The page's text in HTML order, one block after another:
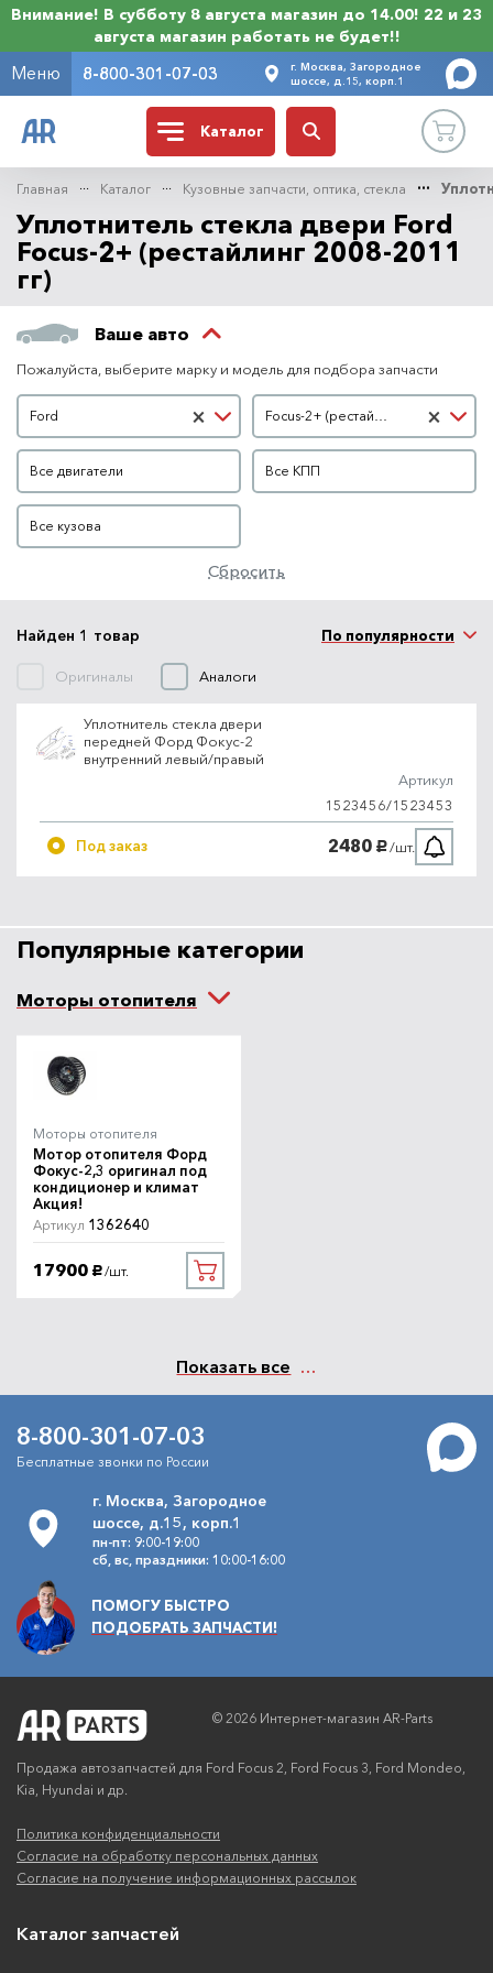
Внимание! В субботу 8 августа магазин до 14.00! 22 и 23
августа магазин работать не будет!!
Меню 8-800-301-07-03
г. Москва, Загородное
шоссе, д.15, корп.1
Каталог
Главная Каталог Кузовные запчасти, оптика, стекла
Уплотнитель стекла двери Ford
Focus-2+ (рестайлинг 2008-2011
гг)
Ваше авто
Пожалуйста, выберите марку и модель для подбора запчасти
Марка автомобиля
×
Ford
Модель автомобиля
×
Focus-2+ (рестайлинг 2008-2011 гг)
Двигатель
Все двигатели
КПП
Все КПП
Кузов
Все кузова
Сбросить
Найден 1 товар
Оригиналы Аналоги
По популярности
Уплотнитель стекла двери
передней Форд Фокус-2
внутренний левый/правый
Артикул
1523456/1523453
Под заказ 2480 руб./шт.
Популярные категории
Моторы отопителя
Моторы отопителя
Мотор отопителя Форд
Фокус-2,3 оригинал под
кондиционер и климат
Акция!
Артикул 1362640
17900 руб. /шт.
Показать все
8-800-301-07-03
Бесплатные звонки по России
г. Москва, Загородное
шоссе, д.15, корп.1
пн-пт: 9:00-19:00
сб, вс, праздники: 10:00-16:00
ПОМОГУ БЫСТРО
ПОДОБРАТЬ ЗАПЧАСТИ!
© 2026 Интернет-магазин AR-Parts
Продажа автозапчастей для Ford Focus 2, Ford Focus 3, Ford Mondeo,
Kia, Hyundai и др.
Политика конфиденциальности
Согласие на обработку персональных данных
Согласие на получение информационных рассылок
Каталог запчастей